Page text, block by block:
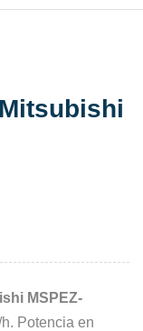
MSPEZ-
Potencia en